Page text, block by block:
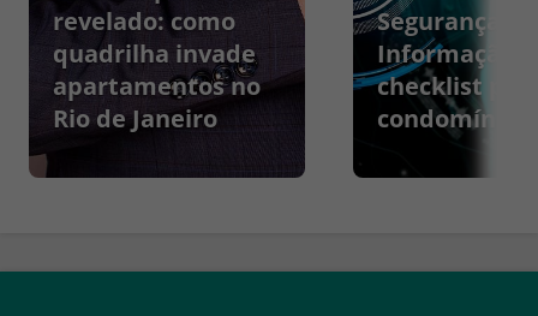
revelado: como
quadrilha invade
apartamentos no
Rio de Janeiro
Segurança da
Informação:
checklist
condomínios